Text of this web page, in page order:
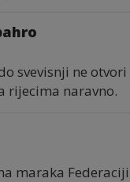
svevisnji ne
rijecima naravno.
maraka Federaciji